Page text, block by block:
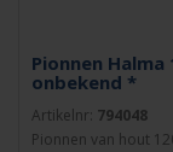
Pionnen
onbekend *
Artikelnr: 794048
Pionnen van hout